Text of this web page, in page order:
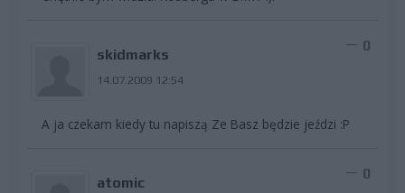
skidmarks
14.07.2009 12:54
0
A ja czekam kiedy tu napiszą Ze Basz będzie jeździ :P
atomic
0